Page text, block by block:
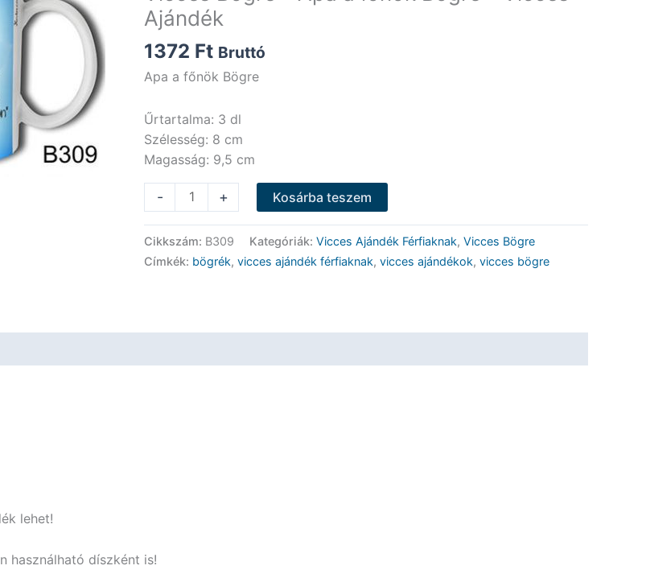
Ajándék
1372 Ft Bruttó
Apa a főnök Bögre
Űrtartalma: 3 dl
Szélesség: 8 cm
Magasság: 9,5 cm
-
Bögre
-
+ Kosárba teszem
Cikkszám: B309 Kategóriák: Vicces Ajándék Férfiaknak, Vicces Bögre
Címkék: bögrék, vicces ajándék férfiaknak, vicces ajándékok, vicces bögre
lehet!
használható díszként is!